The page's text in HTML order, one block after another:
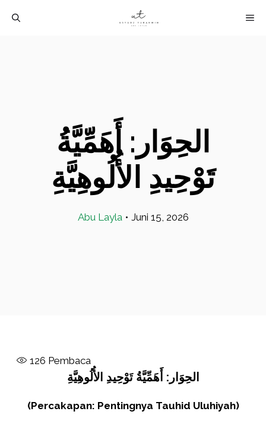
الحِوَار: أَهَمِّيَّةُ
تَوْحِيدِ الأُلُوهِيَّةِ
Abu Layla • Juni 15, 2026
126 Pembaca
الحِوَار: أَهَمِّيَّةُ تَوْحِيدِ الأُلُوهِيَّةِ
(Percakapan: Pentingnya Tauhid Uluhiyah)